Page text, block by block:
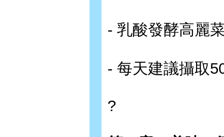
- 乳酸發酵高麗
- 每天建議攝取
?